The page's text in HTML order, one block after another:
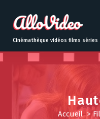
t
o
Cinémathèque vidéos films séries
Accueil>